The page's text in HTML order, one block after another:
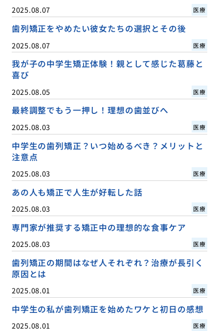
2025.08.07 医療
歯列矯正をやめたい彼女たちの選択とその後
2025.08.07 医療
我が子の中学生矯正体験！親として感じた葛藤と
喜び
2025.08.05 医療
最終調整でもう一押し！理想の歯並びへ
2025.08.03 医療
中学生の歯列矯正？いつ始めるべき？メリットと
注意点
2025.08.03 医療
あの人も矯正で人生が好転した話
2025.08.03 医療
専門家が推奨する矯正中の理想的な食事ケア
2025.08.03 医療
歯列矯正の期間はなぜ人それぞれ？治療が長引く
原因とは
2025.08.01 医療
中学生の私が歯列矯正を始めたワケと初日の感想
2025.08.01 医療